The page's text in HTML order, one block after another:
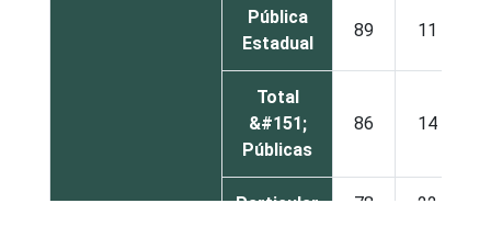
Pública
Estadual
89 11
Total
&#151;
Públicas
86 14
Particular 78 22